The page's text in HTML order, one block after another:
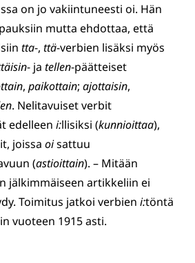
on jo vakiintuneesti oi. Hän
mutta ehdottaa, että
tta-, ttä-verbien lisäksi myös
- ja tellen-päätteiset
, paikottain; ajottaisin,
. Nelitavuiset verbit
edelleen i:llisiksi (kunnioittaa),
joissa oisattuu
(astioittain). – Mitään
jälkimmäiseen artikkeliin ei
Toimitus jatkoi verbien i:töntä
vuoteen 1915 asti.